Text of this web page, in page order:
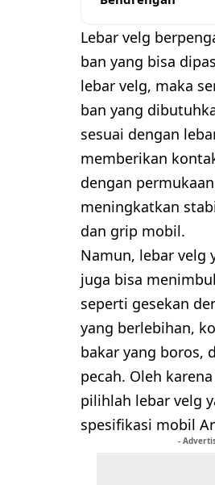
Lebar velg
ban yang bisa
lebar velg, maka
ban yang
sesuai dengan
memberikan
dengan
meningkatkan
dan grip mobil.
Namun, lebar velg
juga bisa
seperti gesekan
yang berlebihan,
bakar yang boros,
pecah. Oleh
pilihlah lebar velg
spesifikasi mobil
-